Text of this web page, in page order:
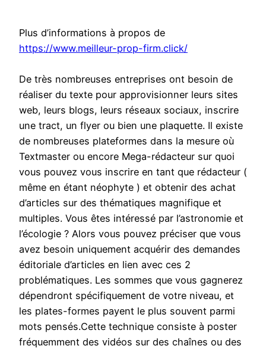
Plus d’informations à propos de
https://www.meilleur-prop-firm.click/
De très nombreuses entreprises ont besoin de
réaliser du texte pour approvisionner leurs sites
web, leurs blogs, leurs réseaux sociaux, inscrire
une tract, un flyer ou bien une plaquette. Il existe
de nombreuses plateformes dans la mesure où
Textmaster ou encore Mega-rédacteur sur quoi
vous pouvez vous inscrire en tant que rédacteur (
même en étant néophyte ) et obtenir des achat
d’articles sur des thématiques magnifique et
multiples. Vous êtes intéressé par l’astronomie et
l’écologie ? Alors vous pouvez préciser que vous
avez besoin uniquement acquérir des demandes
éditoriale d’articles en lien avec ces 2
problématiques. Les sommes que vous gagnerez
dépendront spécifiquement de votre niveau, et
les plates-formes payent le plus souvent parmi
mots pensés.Cette technique consiste à poster
fréquemment des vidéos sur des chaînes ou des